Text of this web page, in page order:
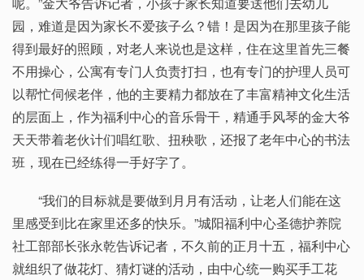
园，难道是因为家长不爱孩子么？错！是因为在那里孩子能
得到最好的照顾，对老人来说也是这样，住在这里首先三餐
不用操心，公寓有专门人负责打扫，也有专门的护理人员可
以帮忙伺候老伴，他的主要精力都放在了丰富精神文化生活
的层面上，作为福利中心的音乐骨干，精通手风琴的金大爷
天天带着老伙计们唱红歌、扭秧歌，还报了老年中心的书法
班，现在已经练得一手好字了。
“我们的目标就是要做到月月有活动，让老人们能在这
里感受到比在家里还多的快乐。”城阳福利中心圣德护养院
社工部部长张永乾告诉记者，不久前的正月十五，福利中心
就组织了做花灯、猜灯谜的活动，由中心统一购买手工花